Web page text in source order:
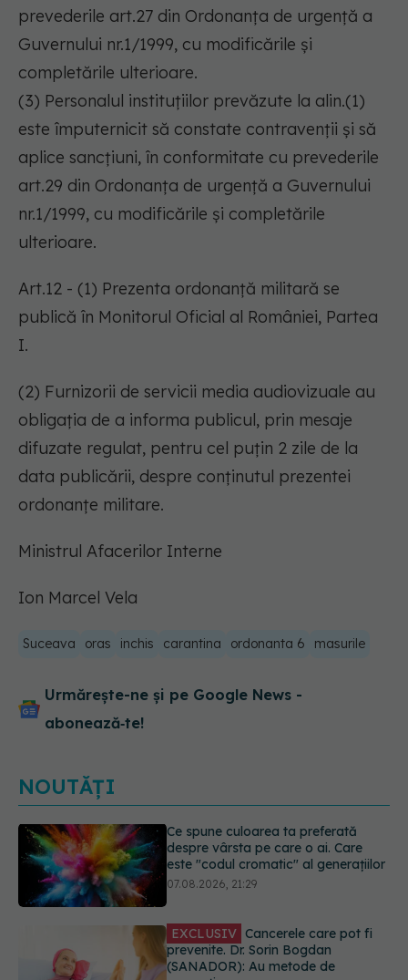
prevederile art.27 din Ordonanța de urgență a
Guvernului nr.1/1999, cu modificările și
completările ulterioare.
(3) Personalul instituțiilor prevăzute la alin.(1)
este împuternicit să constate contravenții și să
aplice sancțiuni, în conformitate cu prevederile
art.29 din Ordonanța de urgență a Guvernului
nr.1/1999, cu modificările și completările
ulterioare.
Art.12 - (1) Prezenta ordonanță militară se
publică în Monitorul Oficial al României, Partea
I.
(2) Furnizorii de servicii media audiovizuale au
obligația de a informa publicul, prin mesaje
difuzate regulat, pentru cel puțin 2 zile de la
data publicării, despre conținutul prezentei
ordonanțe militare.
Ministrul Afacerilor Interne
Ion Marcel Vela
Suceava oras inchis carantina ordonanta 6 masurile
Urmărește-ne și pe Google News -
abonează‑te!
NOUTĂȚI
EXCLUSIV Cancerele care pot fi
prevenite. Dr. Sorin Bogdan
(SANADOR): Au metode de
Testul din deget care ar putea
indica riscul pentru 8 boli majore